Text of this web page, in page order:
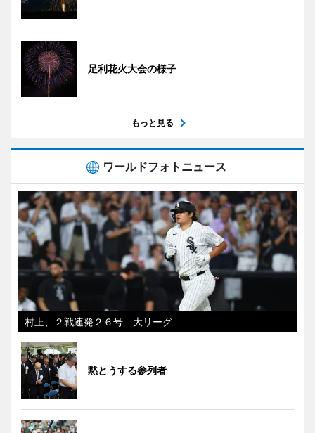
足利花火大会の様子
もっと見る
ワールドフォトニュース
村上、２戦連発２６号 大リーグ
黙とうする参列者